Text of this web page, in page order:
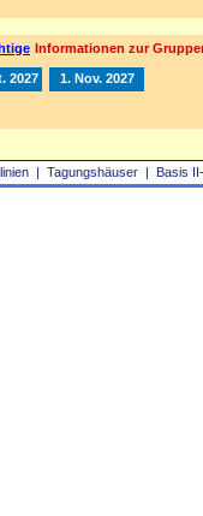
| Tagungshäuser | Basis
Informationen zur
2027 1. Nov. 2027